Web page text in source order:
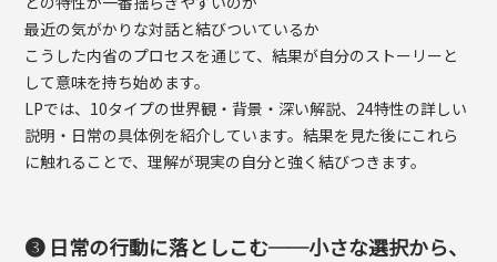
最近の気がかりな対話と結びついているか
こうした内省のプロセスを通じて、結果が自分のストーリーと
して意味を持ち始めます。
LPでは、10タイプの世界観・背景・深い解説、24特性の詳しい
説明・日常の具体例を紹介しています。結果を見た後にこれら
に触れることで、理解が現実の自分と強く結びつきます。
❸ 日常の行動に落としこむ──小さな選択から、